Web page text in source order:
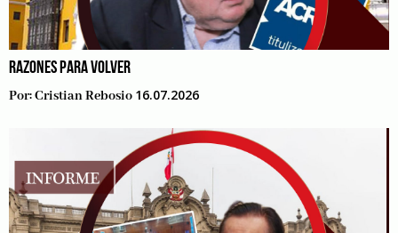
RAZONES PARA VOLVER
Por:Cristian Rebosio 16.07.2026